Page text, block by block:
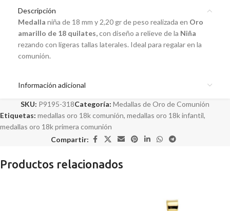
Descripción
Medalla niña de 18 mm y 2,20 gr de peso realizada en Oro
amarillo de 18 quilates,con diseño a relieve de la Niña
rezando con ligeras tallas laterales. Ideal para regalar en la
comunión.
Información adicional
SKU: P9195-318Categoría: Medallas de Oro de Comunión
Etiquetas: medallas oro 18k comunión, medallas oro 18k infantil,
medallas oro 18k primera comunión
Compartir:
Productos relacionados